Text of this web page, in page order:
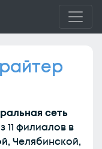
сеть
11 филиалов в
Челябинской,